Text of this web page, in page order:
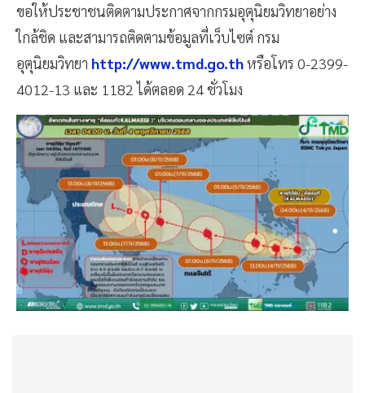
ขอให้ประชาชนติดตามประกาศจากกรมอุตุนิยมวิทยาอย่าง
ใกล้ชิด และสามารถติดตามข้อมูลที่เว็บไซต์ กรม
อุตุนิยมวิทยา http://www.tmd.go.thหรือโทร 0-2399-
4012-13 และ 1182 ได้ตลอด 24 ชั่วโมง